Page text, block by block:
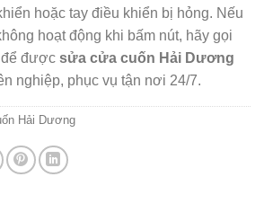
hoặc tay điều khiển bị hỏng. Nếu
hoạt động khi bấm nút, hãy gọi
để được sửa cửa cuốn Hải Dương
nghiệp, phục vụ tận nơi 24/7.
Hải Dương